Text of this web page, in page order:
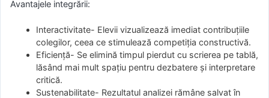
Avantajele integrării:
Interactivitate- Elevii vizualizează imediat contribuțiile
colegilor, ceea ce stimulează competiția constructivă.
Eficiență- Se elimină timpul pierdut cu scrierea pe tablă,
lăsând mai mult spațiu pentru dezbatere și interpretare
critică.
Sustenabilitate- Rezultatul analizei rămâne salvat în